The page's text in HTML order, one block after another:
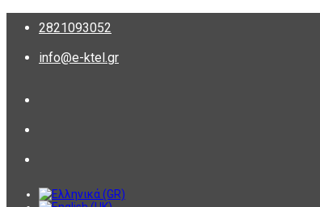
2821093052
info@e-ktel.gr